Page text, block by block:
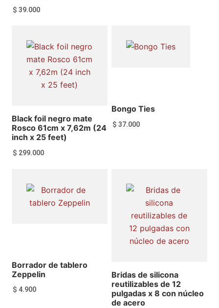
$ 39.000
Añadir al carrito
Black foil negro mate
Rosco 61cm x 7,62m (24
inch x 25 feet)
$ 299.000
Añadir al carrito
Bongo Ties
$ 37.000
Añadir al carrito
Borrador de tablero
Zeppelin
$ 4.900
Bridas de silicona
reutilizables de 12
pulgadas x 8 con núcleo
de acero